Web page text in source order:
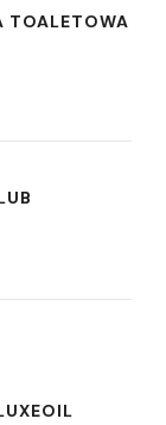
TOALETOWA